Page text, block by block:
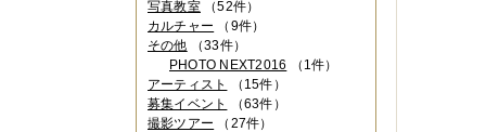
2022年04月（2件）
2022年03月
（5件）
2022年02月（3件）
2022年01月（3件）
2021年12月（2件）
2021年11月（3件）
2021年10月
（1件）
写真教室（52件）
カルチャー （9件）
その他 （33件）
PHOTO NEXT2016 （1件）
アーティスト
（15件）
募集イベント
（63件）
撮影ツアー （27件）